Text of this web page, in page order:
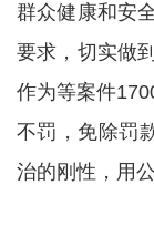
群众健康和安
要求，切实做
作为等案件
不罚，免除罚
治的刚性，用